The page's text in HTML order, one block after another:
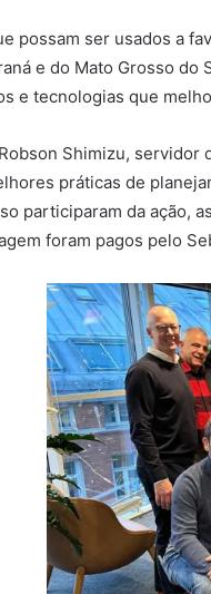
possam ser usados a
e do Mato Grosso
e tecnologias que
Shimizu, servidor
práticas de
participaram da ação,
foram pagos pelo